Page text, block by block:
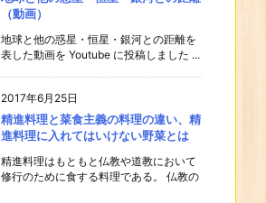
（動画）
地球と他の惑星・恒星・銀河との距離を
表した動画を Youtube に投稿しました ...
2017年6月25日
精進料理と菜食主義の料理の違い、精
進料理に入れてはいけない野菜とは
精進料理はもともと仏教や道教において
修行のために食する料理である。 仏教の